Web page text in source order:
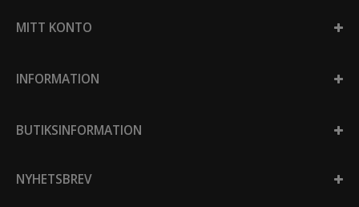
MITT KONTO
INFORMATION
BUTIKSINFORMATION
NYHETSBREV